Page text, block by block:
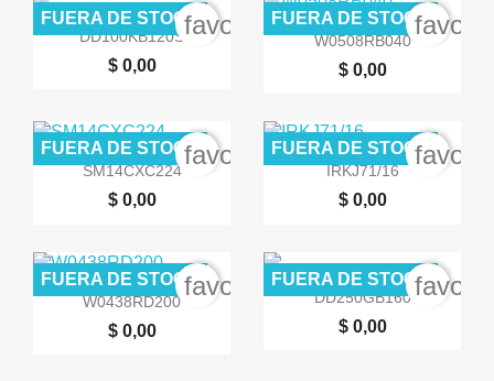
 Vista rápida
DD100KB120S
$ 0,00
FUERA DE STOCKfavorite_border
 Vista rápida
W0508RB040
$ 0,00
FUERA DE STOCK
 Vista rápida
SM14CXC224
$ 0,00
FUERA DE STOCKfavorite_border
 Vista rápida
IRKJ71/16
$ 0,00
FUERA DE STOCK
 Vista rápida
W0438RD200
$ 0,00
FUERA DE STOCKfavorite_border
 Vista rápida
DD250GB160
$ 0,00
FUERA DE STOCK